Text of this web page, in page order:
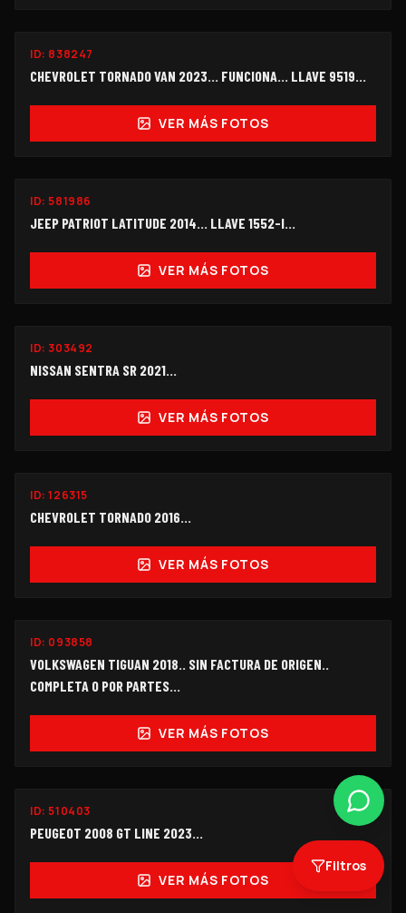
Filtros
ID: 838247
CHEVROLET TORNADO VAN 2023... FUNCIONA... LLAVE 9519...
VER MÁS FOTOS
ID: 581986
JEEP PATRIOT LATITUDE 2014... LLAVE 1552-I…
VER MÁS FOTOS
ID: 303492
NISSAN SENTRA SR 2021...
VER MÁS FOTOS
ID:126315
CHEVROLET TORNADO 2016…
VER MÁS FOTOS
ID: 093858
VOLKSWAGEN TIGUAN 2018.. SIN FACTURA DE ORIGEN..
COMPLETA O POR PARTES...
VER MÁS FOTOS
$143,000
OFERTA
ID: 510403
PEUGEOT 2008 GT LINE 2023...
VER MÁS FOTOS